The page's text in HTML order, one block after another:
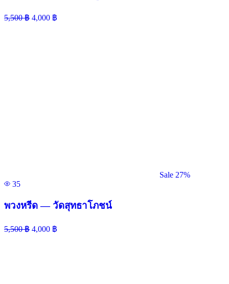
5,500฿ 4,000 ฿
Sale 27%
35
พวงหรีด — วัดสุทธาโภชน์
5,500฿ 4,000 ฿